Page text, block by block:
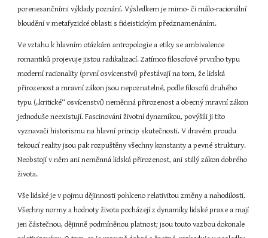
porenesančními výklady poznání. Výsledkem je mimo- či málo-racionální
bloudění v metafyzické oblasti s fideistickým předznamenáním.
Ve vztahu k hlavním otázkám antropologie a etiky se ambivalence
romantiků projevuje jistou radikalizací. Zatímco filosofové prvního typu
moderní racionality (první osvícenství) přestávají na tom, že lidská
přirozenost a mravní zákon jsou nepoznatelné, podle filosofů druhého
typu („kritické“ osvícenství) neměnná přirozenost a obecný mravní zákon
jednoduše neexistují. Fascinováni životní dynamikou, povýšili ji tito
vyznavači historismu na hlavní princip skutečnosti. V dravém proudu
tekoucí reality jsou pak rozpuštěny všechny konstanty a pevné struktury.
Neobstojí v něm ani neměnná lidská přirozenost, ani stálý zákon dobrého
života.
Vše lidské je v pojmu dějinnosti pohlceno relativitou změny a nahodilosti.
Všechny normy a hodnoty života pocházejí z dynamiky lidské praxe a mají
jen částečnou, dějinně podmíněnou platnost; jsou touto vazbou dokonale